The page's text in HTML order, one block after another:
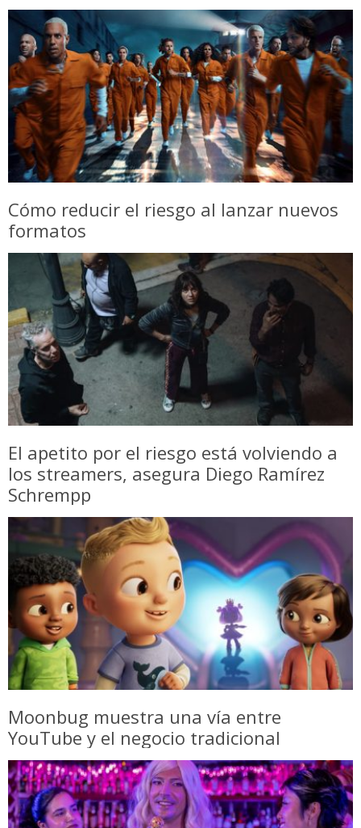
Cómo reducir el riesgo al lanzar nuevos
formatos
El apetito por el riesgo está volviendo a
los streamers, asegura Diego Ramírez
Schrempp
Moonbug muestra una vía entre
YouTube y el negocio tradicional